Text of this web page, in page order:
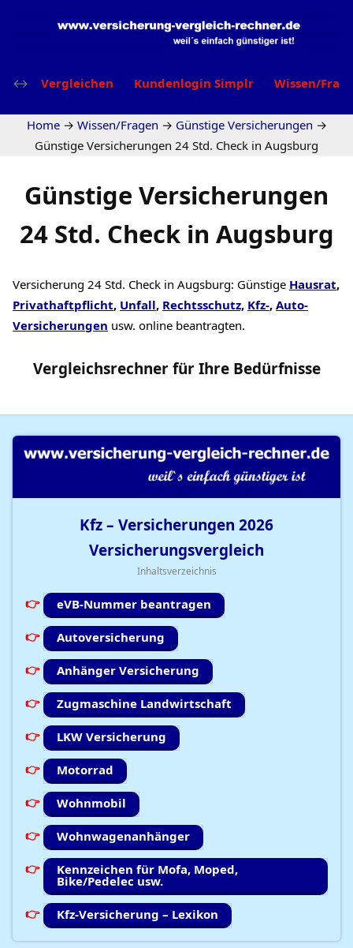
Vergleichen Kundenlogin Simplr Wissen/
Home → Wissen/Fragen → Günstige Versicherungen →
Günstige Versicherungen 24 Std. Check in Augsburg
Günstige Versicherungen
24 Std. Check in Augsburg
Versicherung 24 Std. Check in Augsburg: Günstige Hausrat,
Privathaftpflicht, Unfall, Rechtsschutz, Kfz-, Auto-
Versicherungen usw. online beantragten.
Vergleichsrechnerfür Ihre Bedürfnisse
Kfz – Versicherungen 2026
Versicherungsvergleich
Inhaltsverzeichnis
eVB-Nummer beantragen
Autoversicherung
Anhänger Versicherung
Zugmaschine Landwirtschaft
LKW Versicherung
Motorrad
Wohnmobil
Wohnwagenanhänger
Kennzeichen für Mofa, Moped,
Bike/Pedelec usw.
Kfz-Versicherung – Lexikon